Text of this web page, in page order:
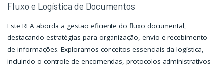
Fluxo e Logística de Documentos
Este REA aborda a gestão eficiente do fluxo documental,
destacando estratégias para organização, envio e recebimento
de informações. Exploramos conceitos essenciais da logística,
incluindo o controle de encomendas, protocolos administrativos